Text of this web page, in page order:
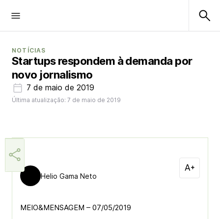
NOTÍCIAS
Startups respondem à demanda por
novo jornalismo
7 de maio de 2019
Última atualização: 7 de maio de 2019
Helio Gama Neto
MEIO&MENSAGEM – 07/05/2019